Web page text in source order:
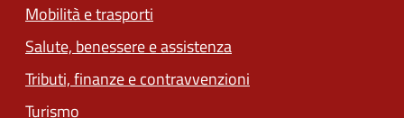
Mobilità e trasporti
Salute, benessere e assistenza
Tributi, finanze e contravvenzioni
Turismo